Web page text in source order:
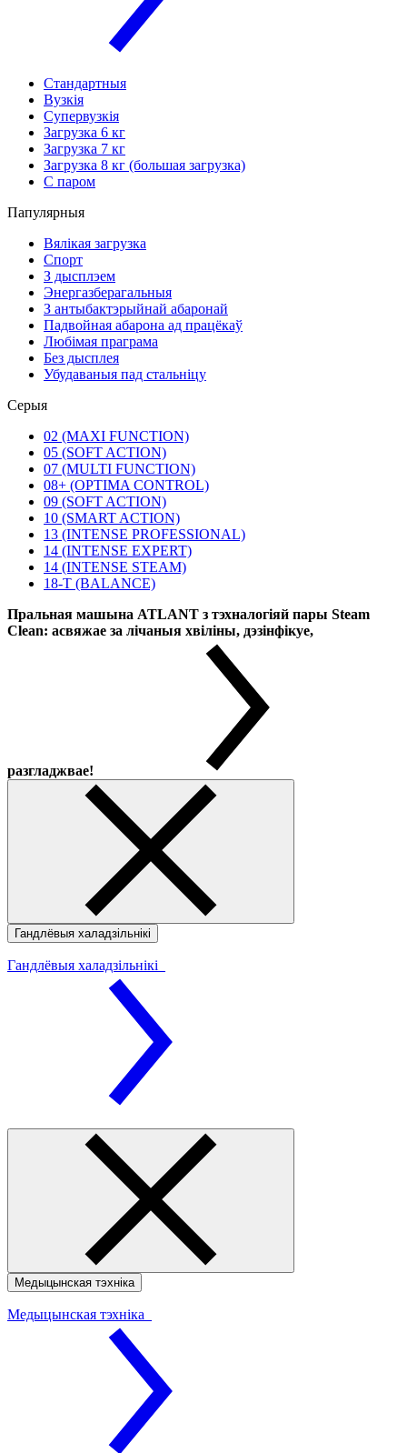
Стандартныя
Вузкія
Супервузкія
Загрузка 6 кг
Загрузка 7 кг
Загрузка 8 кг (большая загрузка)
С паром
Папулярныя
Вялікая загрузка
Спорт
З дысплэем
Энергазберагальныя
З антыбактэрыйнай абаронай
Падвойная абарона ад працёкаў
Любімая праграма
Без дысплея
Убудаваныя пад стальніцу
Серыя
02 (MAXI FUNCTION)
05 (SOFT ACTION)
07 (MULTI FUNCTION)
08+ (OPTIMA CONTROL)
09 (SOFT ACTION)
10 (SMART ACTION)
13 (INTENSE PROFESSIONAL)
14 (INTENSE EXPERT)
14 (INTENSE STEAM)
18-T (BALANCE)
Пральная машына ATLANT з тэхналогіяй пары Steam
Clean: асвяжае за лічаныя хвіліны, дэзінфікуе,
разгладжвае!
Гандлёвыя халадзільнікі
Гандлёвыя халадзільнікі
Медыцынская тэхніка
Медыцынская тэхніка